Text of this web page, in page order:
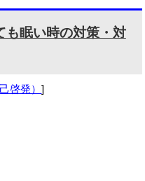
も眠い時の対策・対
啓発）]